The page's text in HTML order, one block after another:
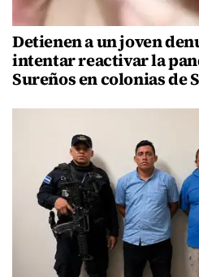
Detienen a un joven
intentar reactivar la
Sureños en colonias de